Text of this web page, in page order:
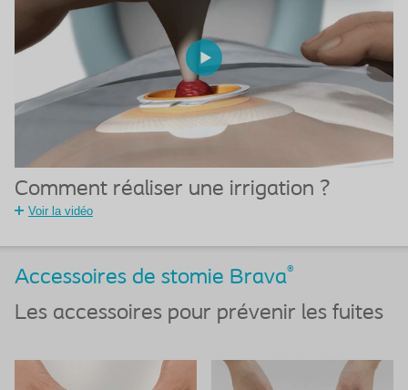
Comment réaliser une irrigation ?
Voir la vidéo
Accessoires de stomie Brava®
Les accessoires pour prévenir les fuites